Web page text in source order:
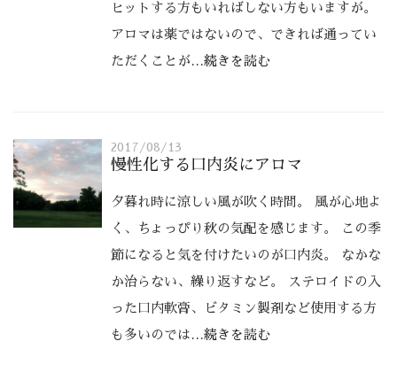
ヒットする方もいればしない方もいますが。
アロマは薬ではないので、できれば通ってい
ただくことが …続きを読む
2017/08/13
慢性化する口内炎にアロマ
夕暮れ時に涼しい風が吹く時間。 風が心地よ
く、ちょっぴり秋の気配を感じます。 この季
節になると気を付けたいのが口内炎。 なかな
か治らない、繰り返すなど。 ステロイドの入
った口内軟膏、ビタミン製剤など使用する方
も多いのでは …続きを読む